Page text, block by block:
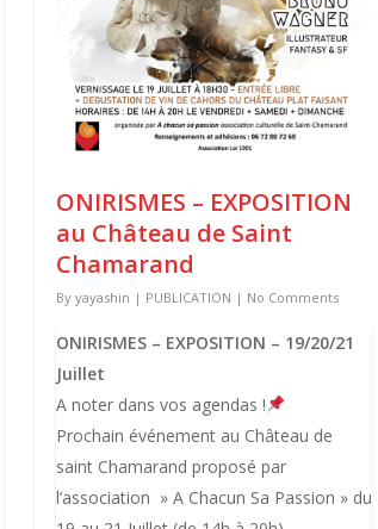
ONIRISMES – EXPOSITION
au Château de Saint
Chamarand
By yayashin | PUBLICATION | No Comments
ONIRISMES – EXPOSITION – 19/20/21
Juillet
A noter dans vos agendas !
Prochain événement au Château de
saint Chamarand proposé par
l’association » A Chacun Sa Passion » du